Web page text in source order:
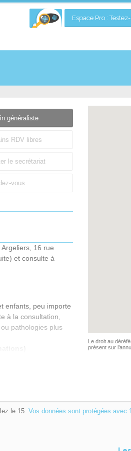
Espace Pro :
généraliste
RDV libres
le secrétariat
vous
16 rue
et consulte à
enfants, peu importe
à la consultation,
pathologies plus
de l’état
médecin.
Le droit au
présent sur
le 15. Vos données sont protégées avec